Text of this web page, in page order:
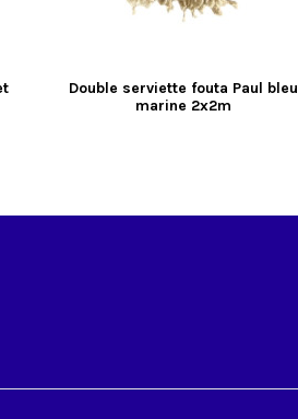
Double serviette fouta Paul bleu
marine 2x2m